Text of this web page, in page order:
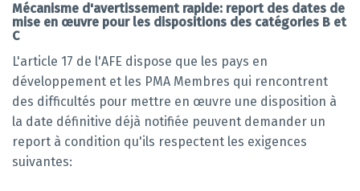
Mécanisme d'avertissement rapide: report des dates de
mise en œuvre pour les dispositions des catégories B et
C
L'article 17 de l'AFE dispose que les pays en
développement et les PMA Membres qui rencontrent
des difficultés pour mettre en œuvre une disposition à
la date définitive déjà notifiée peuvent demander un
report à condition qu'ils respectent les exigences
suivantes: